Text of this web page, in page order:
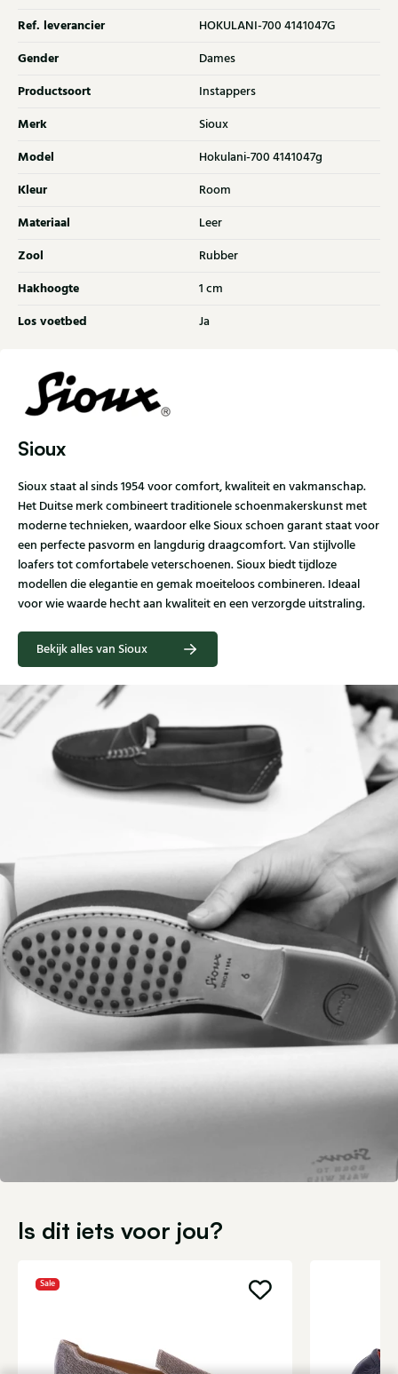
Ref. leverancier HOKULANI-700 4141047G
Gender Dames
Productsoort Instappers
Merk Sioux
Model Hokulani-700 4141047g
Kleur Room
Materiaal Leer
Zool Rubber
Hakhoogte 1 cm
Los voetbed Ja
Sioux
Sioux staat al sinds 1954 voor comfort, kwaliteit en vakmanschap.
Het Duitse merk combineert traditionele schoenmakerskunst met
moderne technieken, waardoor elke Sioux schoen garant staat voor
een perfecte pasvorm en langdurig draagcomfort. Van stijlvolle
loafers tot comfortabele veterschoenen. Sioux biedt tijdloze
modellen die elegantie en gemak moeiteloos combineren. Ideaal
voor wie waarde hecht aan kwaliteit en een verzorgde uitstraling.
Bekijk alles van Sioux
Is dit iets voor jou?
Sale